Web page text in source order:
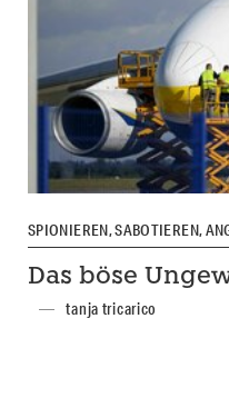
SPIONIEREN, SABOTIEREN,
Das böse
tanja tricarico